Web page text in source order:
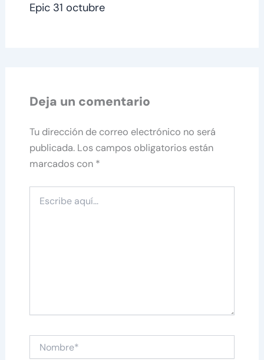
Epic 31 octubre
Deja un comentario
Tu dirección de correo electrónico no será
publicada. Los campos obligatorios están
marcados con *
aquí...